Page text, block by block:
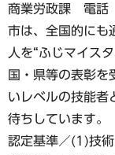
商業労政課 電
市は、全国的にも
人を“ふじマイス
国・県等の表彰を
いレベルの技能者
待ちしています。
認定基準／(1)技